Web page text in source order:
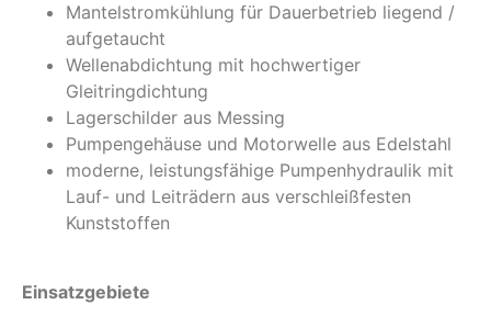
Mantelstromkühlung für Dauerbetrieb liegend /
aufgetaucht
Wellenabdichtung mit hochwertiger
Gleitringdichtung
Lagerschilder aus Messing
Pumpengehäuse und Motorwelle aus Edelstahl
moderne, leistungsfähige Pumpenhydraulik mit
Lauf- und Leiträdern aus verschleißfesten
Kunststoffen
Einsatzgebiete